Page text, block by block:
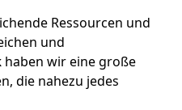
Ressourcen und
und
haben wir eine große
die nahezu jedes